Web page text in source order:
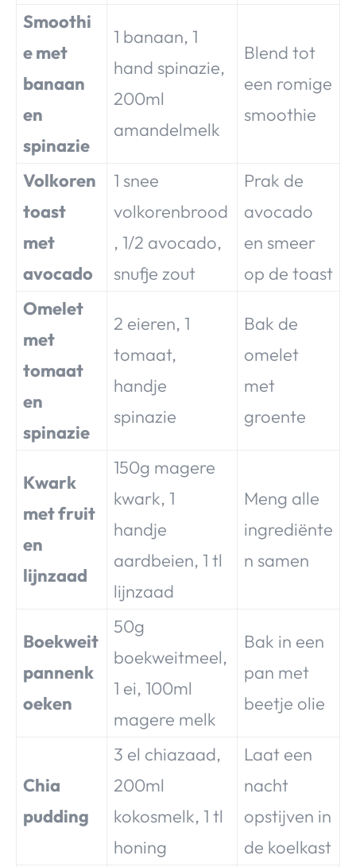
Smoothi
e met
banaan
en
spinazie
1 banaan, 1
hand spinazie,
200ml
amandelmelk
Blend tot
een romige
smoothie
Volkoren
toast
met
avocado
1 snee
volkorenbrood
, 1/2 avocado,
snufje zout
Prak de
avocado
en smeer
op de toast
Omelet
met
tomaat
en
spinazie
2 eieren, 1
tomaat,
handje
spinazie
Bak de
omelet
met
groente
Kwark
met fruit
en
lijnzaad
150g magere
kwark, 1
handje
aardbeien, 1 tl
lijnzaad
Meng alle
ingrediënte
n samen
Boekweit
pannenk
oeken
50g
boekweitmeel,
1 ei, 100ml
magere melk
Bak in een
pan met
beetje olie
Chia
pudding
3 el chiazaad,
200ml
kokosmelk, 1 tl
honing
Laat een
nacht
opstijven in
de koelkast